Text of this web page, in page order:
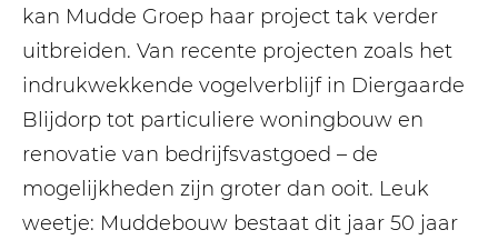
kan Mudde Groep haar project tak verder
uitbreiden. Van recente projecten zoals het
indrukwekkende vogelverblijf in Diergaarde
Blijdorp tot particuliere woningbouw en
renovatie van bedrijfsvastgoed – de
mogelijkheden zijn groter dan ooit. Leuk
weetje: Muddebouw bestaat dit jaar 50 jaar